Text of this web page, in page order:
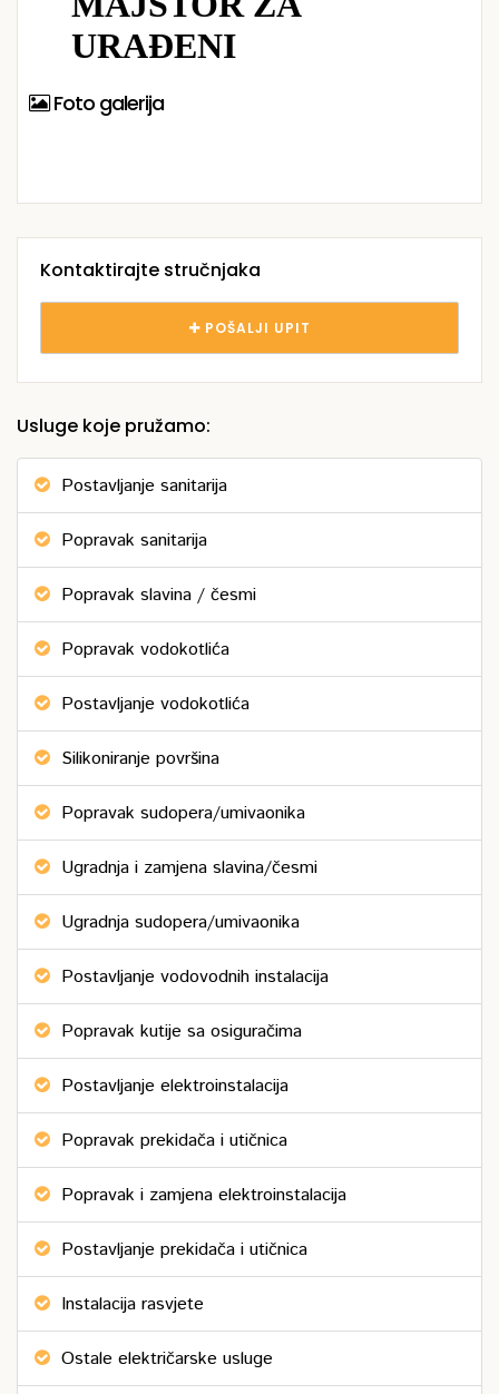
Foto galerija
Kontaktirajte stručnjaka
POŠALJI UPIT
Usluge koje pružamo:
Postavljanje sanitarija
Popravak sanitarija
Popravak slavina / česmi
Popravak vodokotlića
Postavljanje vodokotlića
Silikoniranje površina
Popravak sudopera/umivaonika
Ugradnja i zamjena slavina/česmi
Ugradnja sudopera/umivaonika
Postavljanje vodovodnih instalacija
Popravak kutije sa osiguračima
Postavljanje elektroinstalacija
Popravak prekidača i utičnica
Popravak i zamjena elektroinstalacija
Postavljanje prekidača i utičnica
Instalacija rasvjete
Ostale električarske usluge